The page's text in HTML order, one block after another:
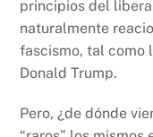
principios del
naturalmente
fascismo, tal como
Donald Trump.
Pero, ¿de dónde